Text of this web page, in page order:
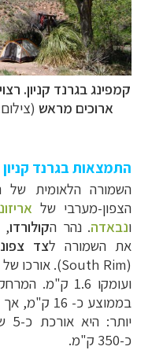
קמפינג בגרנד קניון.
ארוכים מראש
התמצאות בגרנד
השמורה הלאומית של
הצפון-מערבי של
ונבאדה.נהר הקולורדו,
את השמורה לצד
(
South Rim
ועומקו 1.6
בממוצע כ-
כ-350 ק"מ.